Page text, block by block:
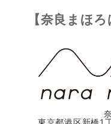
【奈良まほ
東京都港区新橋1